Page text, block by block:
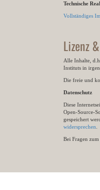
Technische
Vollständiges
Lizenz
Alle Inhalte,
Instituts in
Die freie und
Datenschutz
Diese
Open-Source-
gespeichert
widersprechen
Bei Fragen